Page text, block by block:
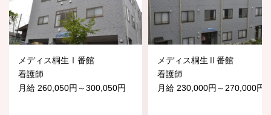
メディス桐生Ⅰ番館
看護師
月給 260,050円～300,050円
メディス桐生Ⅱ番館
看護師
月給 230,000円～270,000円